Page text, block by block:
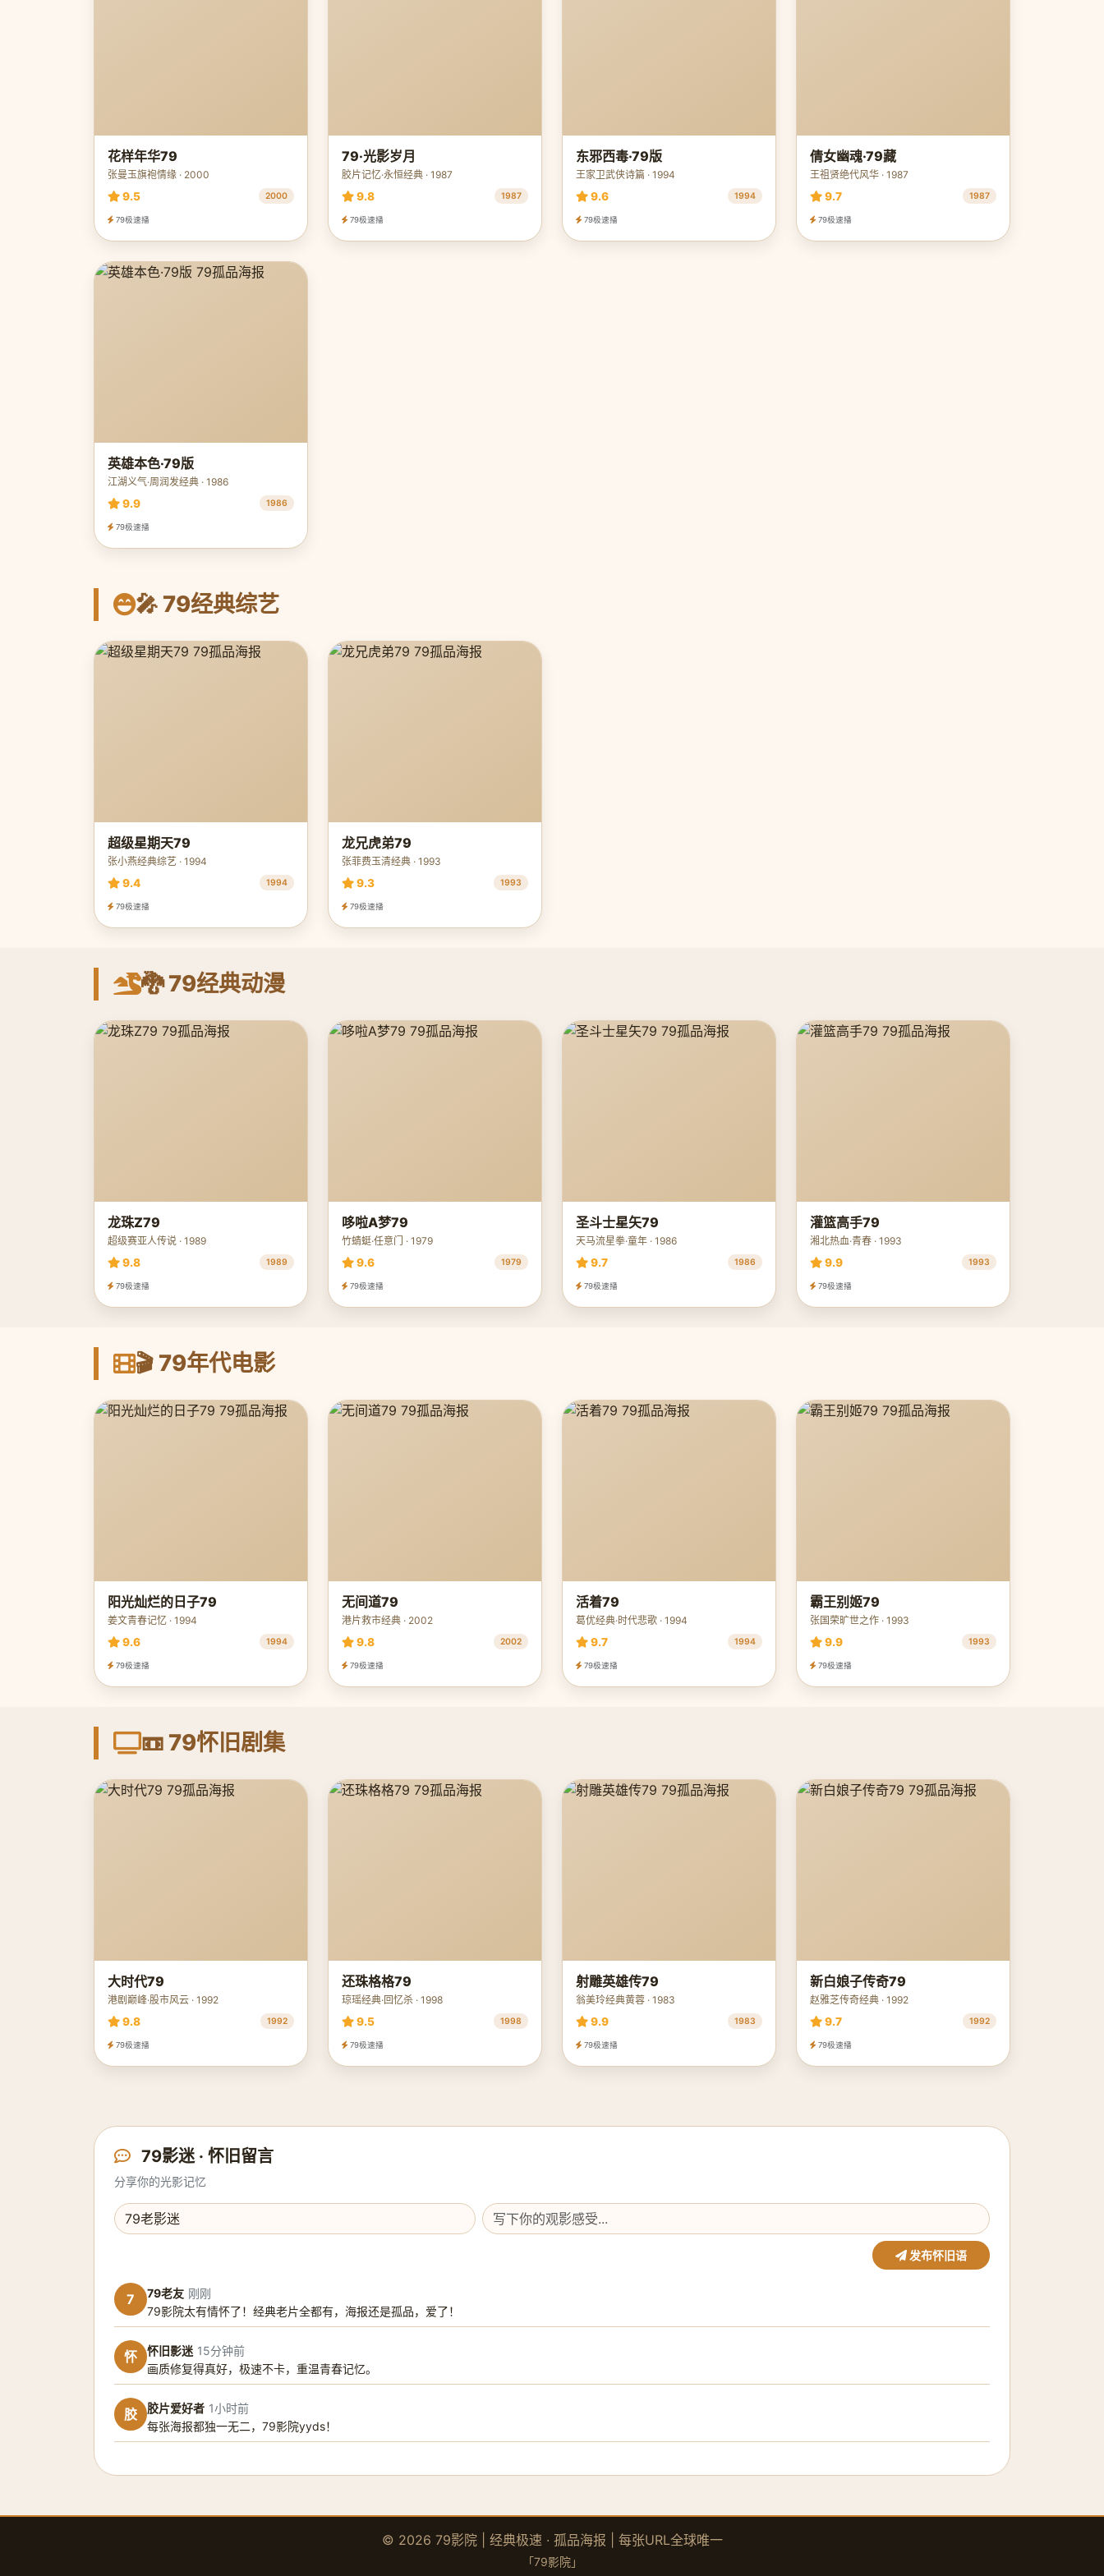
花样年华79
张曼玉旗袍情缘 · 2000
9.5 2000
79极速播
79·光影岁月
胶片记忆·永恒经典 · 1987
9.8 1987
79极速播
东邪西毒·79版
王家卫武侠诗篇 · 1994
9.6 1994
79极速播
倩女幽魂·79藏
王祖贤绝代风华 · 1987
9.7 1987
79极速播
英雄本色·79版
江湖义气·周润发经典 · 1986
9.9 1986
79极速播
🎤 79经典综艺
超级星期天79
张小燕经典综艺 · 1994
9.4 1994
79极速播
龙兄虎弟79
张菲费玉清经典 · 1993
9.3 1993
79极速播
🐉 79经典动漫
龙珠Z79
超级赛亚人传说 · 1989
9.8 1989
79极速播
哆啦A梦79
竹蜻蜓·任意门 · 1979
9.6 1979
79极速播
圣斗士星矢79
天马流星拳·童年 · 1986
9.7 1986
79极速播
灌篮高手79
湘北热血·青春 · 1993
9.9 1993
79极速播
🎬 79年代电影
阳光灿烂的日子79
姜文青春记忆 · 1994
9.6 1994
79极速播
无间道79
港片救市经典 · 2002
9.8 2002
79极速播
活着79
葛优经典·时代悲歌 · 1994
9.7 1994
79极速播
霸王别姬79
张国荣旷世之作 · 1993
9.9 1993
79极速播
📼 79怀旧剧集
大时代79
港剧巅峰·股市风云 · 1992
9.8 1992
79极速播
还珠格格79
琼瑶经典·回忆杀 · 1998
9.5 1998
79极速播
射雕英雄传79
翁美玲经典黄蓉 · 1983
9.9 1983
79极速播
新白娘子传奇79
赵雅芝传奇经典 · 1992
9.7 1992
79极速播
79影迷 · 怀旧留言
分享你的光影记忆
发布怀旧语
7 79老友 刚刚
79影院太有情怀了！经典老片全都有，海报还是孤品，爱了！
怀 怀旧影迷 15分钟前
画质修复得真好，极速不卡，重温青春记忆。
胶 胶片爱好者 1小时前
每张海报都独一无二，79影院yyds！
© 2026 79影院 | 经典极速 · 孤品海报 | 每张URL全球唯一
「79影院」